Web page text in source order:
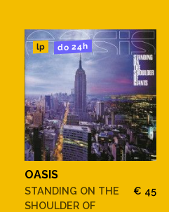
lp do 24h
OASIS
STANDING ON THE
SHOULDER OF
€ 45